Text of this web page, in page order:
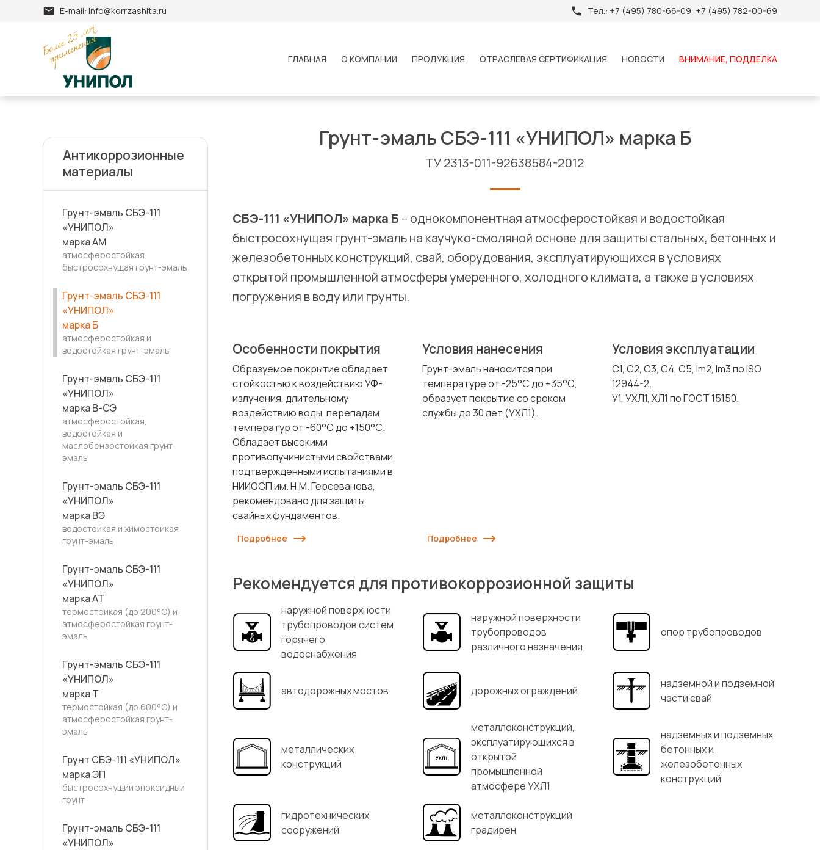
E-mail: info@korrzashita.ru Тел.: +7 (495) 780-66-09, +7 (495) 782-00-69
ГЛАВНАЯ О КОМПАНИИ ПРОДУКЦИЯ ОТРАСЛЕВАЯ СЕРТИФИКАЦИЯ НОВОСТИ ВНИМАНИЕ, ПОДДЕЛКА
Антикоррозионные
материалы
Грунт-эмаль СБЭ-111
«УНИПОЛ»
марка АМ
атмосферостойкая
быстросохнущая грунт-эмаль
Грунт-эмаль СБЭ-111
«УНИПОЛ»
марка Б
атмосферостойкая и
водостойкая грунт-эмаль
Грунт-эмаль СБЭ-111
«УНИПОЛ»
марка В-СЭ
атмосферостойкая,
водостойкая и
маслобензостойкая грунт-
эмаль
Грунт-эмаль СБЭ-111
«УНИПОЛ»
марка ВЭ
водостойкая и химостойкая
грунт-эмаль
Грунт-эмаль СБЭ-111
«УНИПОЛ»
марка АТ
термостойкая (до 200°С) и
атмосферостойкая грунт-
эмаль
Грунт-эмаль СБЭ-111
«УНИПОЛ»
марка Т
термостойкая (до 600°С) и
атмосферостойкая грунт-
эмаль
Грунт СБЭ-111 «УНИПОЛ»
марка ЭП
быстросохнущий эпоксидный
грунт
Грунт-эмаль СБЭ-111
«УНИПОЛ»
Грунт-эмаль СБЭ-111 «УНИПОЛ» марка Б
ТУ 2313-011-92638584-2012
СБЭ-111 «УНИПОЛ» марка Б – однокомпонентная атмосферостойкая и водостойкая
быстросохнущая грунт-эмаль на каучуко-смоляной основе для защиты стальных, бетонных и
железобетонных конструкций, свай, оборудования, эксплуатирующихся в условиях
открытой промышленной атмосферы умеренного, холодного климата, а также в условиях
погружения в воду или грунты.
Особенности покрытия
Образуемое покрытие обладает
стойкостью к воздействию УФ-
излучения, длительному
воздействию воды, перепадам
температур от -60°С до +150°С.
Обладает высокими
противопучинистыми свойствами,
подтвержденными испытаниями в
НИИОСП им. Н.М. Герсеванова,
рекомендовано для защиты
свайных фундаментов.
Подробнее
Условия нанесения
Грунт-эмаль наносится при
температуре от -25°С до +35°С,
образует покрытие со сроком
службы до 30 лет (УХЛ1).
Подробнее
Условия эксплуатации
C1, C2, С3, С4, С5, Im2, Im3 по ISO
12944-2.
У1, УХЛ1, ХЛ1 по ГОСТ 15150.
Рекомендуется для противокоррозионной защиты
наружной поверхности
трубопроводов систем
горячего
водоснабжения
наружной поверхности
трубопроводов
различного назначения
опор трубопроводов
автодорожных мостов дорожных ограждений
надземной и подземной
части свай
металлических
конструкций
металлоконструкций,
эксплуатирующихся в
открытой
промышленной
атмосфере УХЛ1
надземных и подземных
бетонных и
железобетонных
конструкций
гидротехнических
сооружений
металлоконструкций
градирен